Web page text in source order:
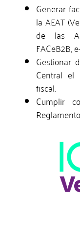
Generar
la AEAT
de las
FACeB2B,
Gestionar
Central el
fiscal.
Cumplir